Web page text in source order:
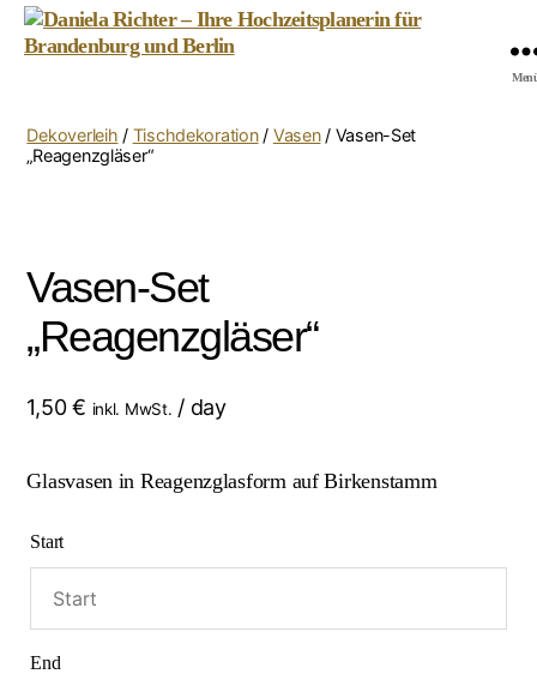
-
Ihre
Berlin
Dekoverleih / Tischdekoration/ Vasen/ Vasen-Set
„Reagenzgläser“
Vasen-Set
„Reagenzgläser“
1,50€ inkl. MwSt. / day
Glasvasen in Reagenzglasform auf Birkenstamm
Start
End